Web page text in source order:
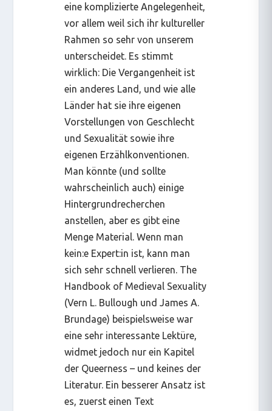
eine komplizierte Angelegenheit,
vor allem weil sich ihr kultureller
Rahmen so sehr von unserem
unterscheidet. Es stimmt
wirklich: Die Vergangenheit ist
ein anderes Land, und wie alle
Länder hat sie ihre eigenen
Vorstellungen von Geschlecht
und Sexualität sowie ihre
eigenen Erzählkonventionen.
Man könnte (und sollte
wahrscheinlich auch) einige
Hintergrundrecherchen
anstellen, aber es gibt eine
Menge Material. Wenn man
kein:e Expert:in ist, kann man
sich sehr schnell verlieren. The
Handbook of Medieval Sexuality
(Vern L. Bullough und James A.
Brundage) beispielsweise war
eine sehr interessante Lektüre,
widmet jedoch nur ein Kapitel
der Queerness – und keines der
Literatur. Ein besserer Ansatz ist
es, zuerst einen Text